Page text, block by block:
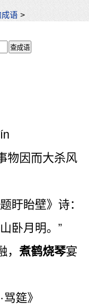
语 >
物因而大杀风
盱眙壁》诗：
卧月明。”
，煮鹤烧琴宴
筵》